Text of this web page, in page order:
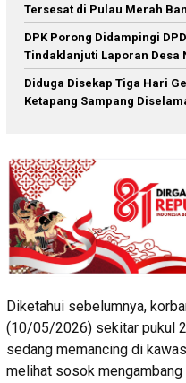
Tersesat di Pulau Merah
DPK Porong Didampingi
Tindaklanjuti Laporan Desa
Diduga Disekap Tiga Hari
Ketapang Sampang
Diketahui sebelumnya,
(10/05/2026) sekitar pukul
sedang memancing di
melihat sosok